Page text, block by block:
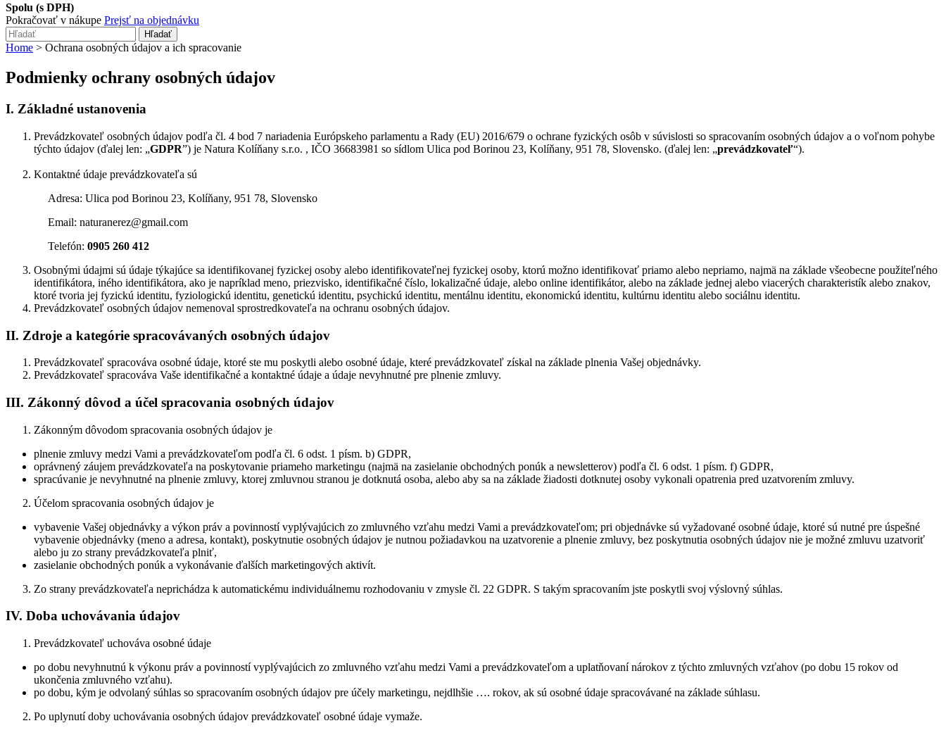
Spolu (s DPH)
Pokračovať v nákupe Prejsť na objednávku
Hľadať
Home > Ochrana osobných údajov a ich spracovanie
Podmienky ochrany osobných údajov
I. Základné ustanovenia
Prevádzkovateľ osobných údajov podľa čl. 4 bod 7 nariadenia Európskeho parlamentu a Rady (EU) 2016/679 o ochrane fyzických osôb v súvislosti so spracovaním osobných údajov a o voľnom pohybe
týchto údajov (ďalej len: „GDPR”) je Natura Kolíňany s.r.o. , IČO 36683981 so sídlom Ulica pod Borinou 23, Kolíňany, 951 78, Slovensko. (ďalej len: „prevádzkovateľ“).
Kontaktné údaje prevádzkovateľa sú
Adresa: Ulica pod Borinou 23, Kolíňany, 951 78, Slovensko
Email: naturanerez@gmail.com
Telefón: 0905 260 412
Osobnými údajmi sú údaje týkajúce sa identifikovanej fyzickej osoby alebo identifikovateľnej fyzickej osoby, ktorú možno identifikovať priamo alebo nepriamo, najmä na základe všeobecne použiteľného
identifikátora, iného identifikátora, ako je napríklad meno, priezvisko, identifikačné číslo, lokalizačné údaje, alebo online identifikátor, alebo na základe jednej alebo viacerých charakteristík alebo znakov,
ktoré tvoria jej fyzickú identitu, fyziologickú identitu, genetickú identitu, psychickú identitu, mentálnu identitu, ekonomickú identitu, kultúrnu identitu alebo sociálnu identitu.
Prevádzkovateľ osobných údajov nemenoval sprostredkovateľa na ochranu osobných údajov.
II. Zdroje a kategórie spracovávaných osobných údajov
Prevádzkovateľ spracováva osobné údaje, ktoré ste mu poskytli alebo osobné údaje, které prevádzkovateľ získal na základe plnenia Vašej objednávky.
Prevádzkovateľ spracováva Vaše identifikačné a kontaktné údaje a údaje nevyhnutné pre plnenie zmluvy.
III. Zákonný dôvod a účel spracovania osobných údajov
Zákonným dôvodom spracovania osobných údajov je
plnenie zmluvy medzi Vami a prevádzkovateľom podľa čl. 6 odst. 1 písm. b) GDPR,
oprávnený záujem prevádzkovateľa na poskytovanie priameho marketingu (najmä na zasielanie obchodných ponúk a newsletterov) podľa čl. 6 odst. 1 písm. f) GDPR,
spracúvanie je nevyhnutné na plnenie zmluvy, ktorej zmluvnou stranou je dotknutá osoba, alebo aby sa na základe žiadosti dotknutej osoby vykonali opatrenia pred uzatvorením zmluvy.
Účelom spracovania osobných údajov je
vybavenie Vašej objednávky a výkon práv a povinností vyplývajúcich zo zmluvného vzťahu medzi Vami a prevádzkovateľom; pri objednávke sú vyžadované osobné údaje, ktoré sú nutné pre úspešné
vybavenie objednávky (meno a adresa, kontakt), poskytnutie osobných údajov je nutnou požiadavkou na uzatvorenie a plnenie zmluvy, bez poskytnutia osobných údajov nie je možné zmluvu uzatvoriť
alebo ju zo strany prevádzkovateľa plniť,
zasielanie obchodných ponúk a vykonávanie ďalších marketingových aktivít.
Zo strany prevádzkovateľa neprichádza k automatickému individuálnemu rozhodovaniu v zmysle čl. 22 GDPR. S takým spracovaním jste poskytli svoj výslovný súhlas.
IV. Doba uchovávania údajov
Prevádzkovateľ uchováva osobné údaje
po dobu nevyhnutnú k výkonu práv a povinností vyplývajúcich zo zmluvného vzťahu medzi Vami a prevádzkovateľom a uplatňovaní nárokov z týchto zmluvných vzťahov (po dobu 15 rokov od
ukončenia zmluvného vzťahu).
po dobu, kým je odvolaný súhlas so spracovaním osobných údajov pre účely marketingu, nejdlhšie …. rokov, ak sú osobné údaje spracovávané na základe súhlasu.
Po uplynutí doby uchovávania osobných údajov prevádzkovateľ osobné údaje vymaže.